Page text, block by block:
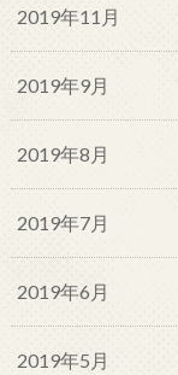
2019年11月
2019年9月
2019年8月
2019年7月
2019年6月
2019年5月